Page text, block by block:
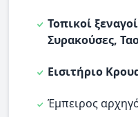
Τοπικοί
Συρακούσες,
Εισιτήριο
Έμπειρος